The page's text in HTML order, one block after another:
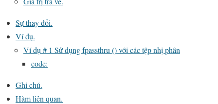
Sự thay đổi.
Ví dụ.
Ví dụ # 1 Sử dụng fpassthru () với các tệp nhị phân
code:
Ghi chú.
Hàm liên quan.